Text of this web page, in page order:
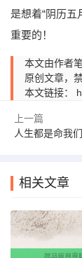
是想着“阴历五
重要的！
本文由作者
原创文章，
本文链接：
上一篇
人生都是命我
相关文章